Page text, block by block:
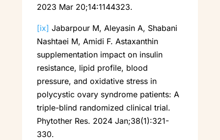
2023 Mar 20;14:1144323.
[ix] Jabarpour M, Aleyasin A, Shabani
Nashtaei M, Amidi F. Astaxanthin
supplementation impact on insulin
resistance, lipid profile, blood
pressure, and oxidative stress in
polycystic ovary syndrome patients: A
triple-blind randomized clinical trial.
Phytother Res. 2024 Jan;38(1):321-
330.